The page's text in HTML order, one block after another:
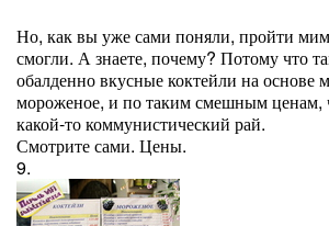
Но, как вы уже сами поняли, пройти
смогли. А знаете, почему? Потому что
обалденно вкусные коктейли на основе
мороженое, и по таким смешным ценам,
какой-то коммунистический рай.
Смотрите сами. Цены.
9.